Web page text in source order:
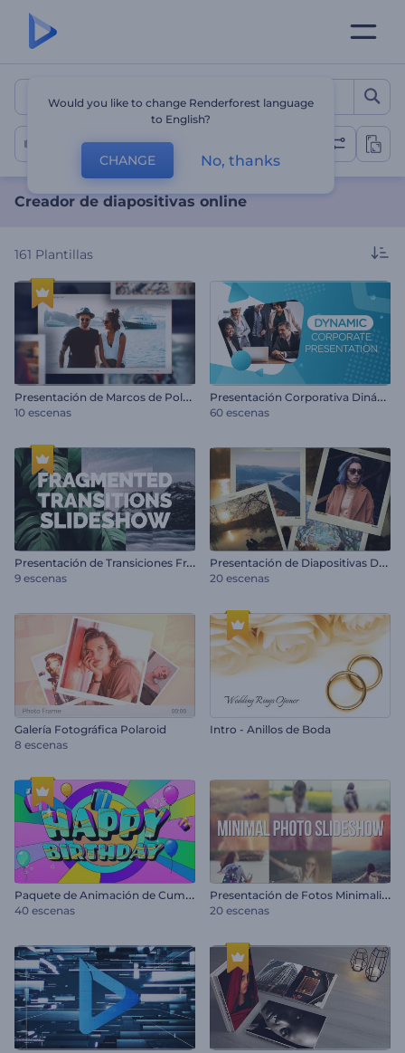
Creador de diapositivas
Pres. de Diapositivas
Creador de diapositivas online
161 Plantillas
P
resentación de Marcos de Polaroids
10 escenas
P
resentación Corporativa Dinámica
60 escenas
P
resentación de Transiciones Fragmentadas
9 escenas
P
resentación de Diapositivas Deslizantes
20 escenas
Galería Fotográfica Polaroid
8 escenas
Intro - Anillos de Boda
P
aquete de Animación de Cumpleaños Colorido
40 escenas
P
resentación de Fotos Minimalista
20 escenas
Would you like to change Renderforest language
to English?
CHANGE No, thanks